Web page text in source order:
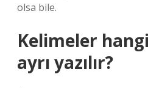
olsa bile.
Kelimeler
ayrı yazılır?